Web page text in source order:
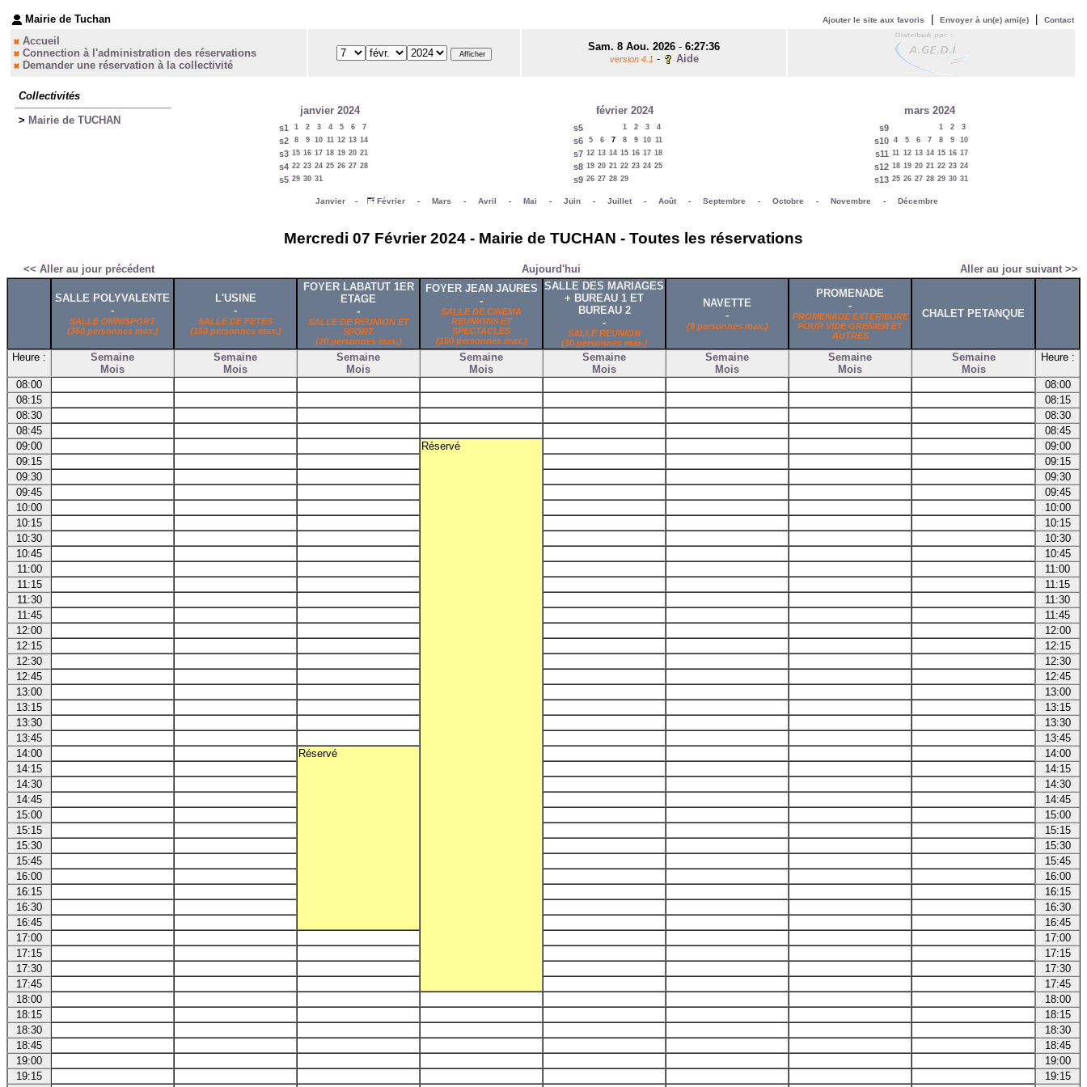
Mairie de Tuchan Ajouter le site aux favoris Envoyer à un(e) ami(e) Contact
Accueil
Connection à l'administration des réservations
Demander une réservation à la collectivité
Sam. 8 Aou. 2026 - 6:27:36
version 4.1 - Aide
Collectivités
> Mairie de TUCHAN
janvier 2024
s1 1 2 3 4 5 6 7
s2 8 9 10 11 12 13 14
s3 15 16 17 18 19 20 21
s4 22 23 24 25 26 27 28
s5 29 30 31
février 2024
s5 1 2 3 4
s6 5 6 7 8 9 10 11
s7 12 13 14 15 16 17 18
s8 19 20 21 22 23 24 25
s9 26 27 28 29
mars 2024
s9 1 2 3
s10 4 5 6 7 8 9 10
s11 11 12 13 14 15 16 17
s12 18 19 20 21 22 23 24
s13 25 26 27 28 29 30 31
Janvier- Février- Mars - Avril - Mai - Juin- Juillet- Août- Septembre - Octobre - Novembre - Décembre
Mercredi 07 Février 2024 - Mairie de TUCHAN - Toutes les réservations
<< Aller au jour précédent Aujourd'hui Aller au jour suivant >>
SALLE POLYVALENTE
-
SALLE OMNISPORT
(350 personnes max.)
L'USINE
-
SALLE DE FETES
(150 personnes max.)
FOYER LABATUT 1ER
ETAGE
-
SALLE DE REUNION ET
SPORT
(20 personnes max.)
FOYER JEAN JAURES
-
SALLE DE CINEMA
REUNIONS ET
SPECTACLES
(150 personnes max.)
SALLE DES MARIAGES
+ BUREAU 1 ET
BUREAU 2
-
SALLE REUNION
(30 personnes max.)
NAVETTE
-
(9 personnes max.)
PROMENADE
-
PROMENADE EXTERIEURE
POUR VIDE GRENIER ET
AUTRES
CHALET PETANQUE
Heure :
Semaine
Mois
Semaine
Mois
Semaine
Mois
Semaine
Mois
Semaine
Mois
Semaine
Mois
Semaine
Mois
Semaine
Mois
Heure :
08:00
08:00
08:15
08:15
08:30
08:30
08:45
08:45
09:00
Réservé
09:00
09:15
09:15
09:30
09:30
09:45
09:45
10:00
10:00
10:15
10:15
10:30
10:30
10:45
10:45
11:00
11:00
11:15
11:15
11:30
11:30
11:45
11:45
12:00
12:00
12:15
12:15
12:30
12:30
12:45
12:45
13:00
13:00
13:15
13:15
13:30
13:30
13:45
13:45
14:00
Réservé
14:00
14:15
14:15
14:30
14:30
14:45
14:45
15:00
15:00
15:15
15:15
15:30
15:30
15:45
15:45
16:00
16:00
16:15
16:15
16:30
16:30
16:45
16:45
17:00
17:00
17:15
17:15
17:30
17:30
17:45
17:45
18:00
18:00
18:15
18:15
18:30
18:30
18:45
18:45
19:00
19:00
19:15
19:15